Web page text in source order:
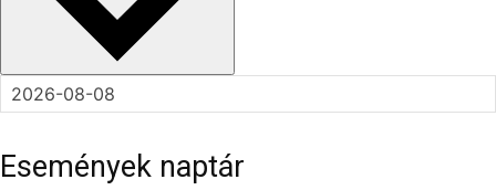
Események naptár